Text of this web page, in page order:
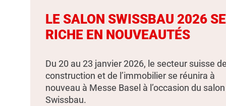
LE SALON SWISSBAU 2026
RICHE EN NOUVEAUTÉS
Du 20 au 23 janvier 2026, le secteur suisse
construction et de l’immobilier se réunira à
nouveau à Messe Basel à l’occasion du salon
Swissbau.